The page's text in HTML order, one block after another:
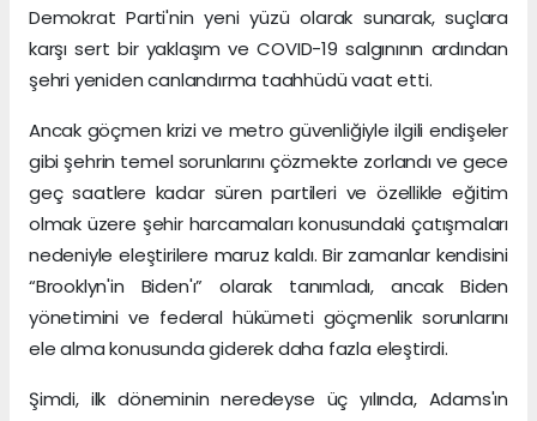
Demokrat Parti'nin yeni yüzü olarak sunarak, suçlara
karşı sert bir yaklaşım ve COVID-19 salgınının ardından
şehri yeniden canlandırma taahhüdü vaat etti.
Ancak göçmen krizi ve metro güvenliğiyle ilgili endişeler
gibi şehrin temel sorunlarını çözmekte zorlandı ve gece
geç saatlere kadar süren partileri ve özellikle eğitim
olmak üzere şehir harcamaları konusundaki çatışmaları
nedeniyle eleştirilere maruz kaldı. Bir zamanlar kendisini
“Brooklyn'in Biden'ı” olarak tanımladı, ancak Biden
yönetimini ve federal hükümeti göçmenlik sorunlarını
ele alma konusunda giderek daha fazla eleştirdi.
Şimdi, ilk döneminin neredeyse üç yılında, Adams'ın